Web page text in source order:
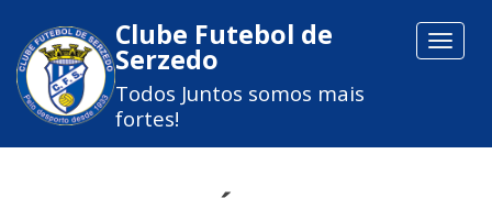
Toggle
Clube Futebol de
Serzedo
Todos Juntos somos mais
fortes!